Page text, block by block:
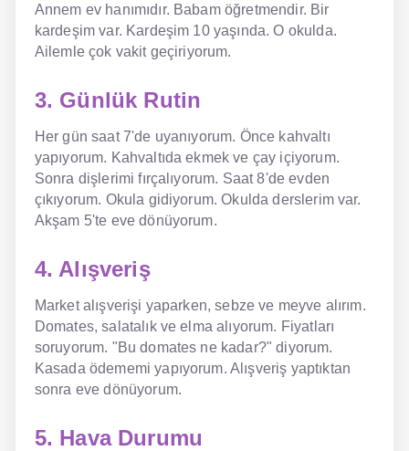
Annem ev hanımıdır. Babam öğretmendir. Bir
kardeşim var. Kardeşim 10 yaşında. O okulda.
Ailemle çok vakit geçiriyorum.
3. Günlük Rutin
Her gün saat 7'de uyanıyorum. Önce kahvaltı
yapıyorum. Kahvaltıda ekmek ve çay içiyorum.
Sonra dişlerimi fırçalıyorum. Saat 8'de evden
çıkıyorum. Okula gidiyorum. Okulda derslerim var.
Akşam 5'te eve dönüyorum.
4. Alışveriş
Market alışverişi yaparken, sebze ve meyve alırım.
Domates, salatalık ve elma alıyorum. Fiyatları
soruyorum. "Bu domates ne kadar?" diyorum.
Kasada ödememi yapıyorum. Alışveriş yaptıktan
sonra eve dönüyorum.
5. Hava Durumu